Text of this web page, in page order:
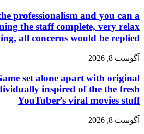
professionalism and you can a
the staff complete, very relax
all concerns would be replied
آگوست 8, 2026
set alone apart with original
inspired of the the fresh
YouTuber’s viral movies stuff
آگوست 8, 2026